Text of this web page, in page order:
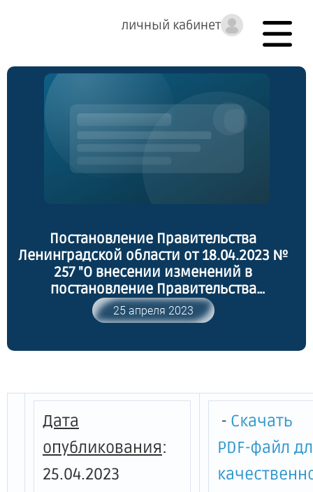
личный кабинет
Постановление Правительства
Ленинградской области от 18.04.2023 №
257 "О внесении изменений в
постановление Правительства
Ленинградской области от 17 июля 2018
года № 252 "Об утверждении Порядка
государственной программы
"Стимулирование экономической
активности Ленинградской области" для
возмещения части затрат субъектам
малого и среднего
предпринимательства, признанным
социальными предприятиями"
25 апреля 2023
Дата
опубликования:
25.04.2023
- Скачать
PDF-файл